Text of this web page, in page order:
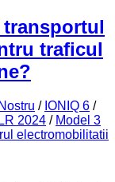
traficul
/ IONIQ 6 /
2024 / Model 3
electromobilitatii